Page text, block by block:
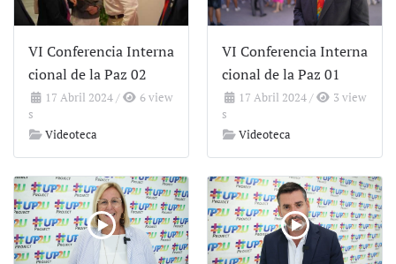
VI Conferencia Interna
cional de la Paz 02
17 Abril 2024 /
6 view
s
Videoteca
VI Conferencia Interna
cional de la Paz 01
17 Abril 2024 /
3 view
s
Videoteca